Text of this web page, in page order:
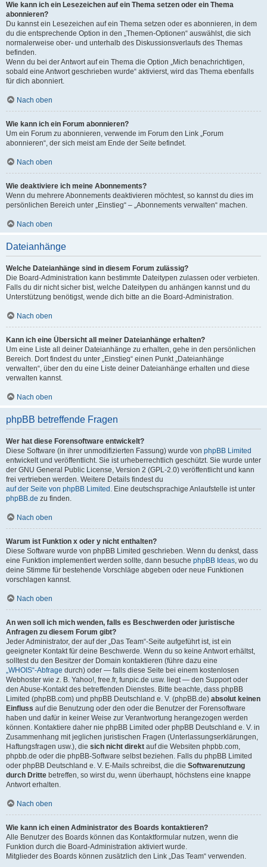
Wie kann ich ein Lesezeichen auf ein Thema setzen oder ein Thema
abonnieren?
Du kannst ein Lesezeichen auf ein Thema setzen oder es abonnieren, in dem
du die entsprechende Option in den „Themen-Optionen“ auswählst, die sich
normalerweise ober- und unterhalb des Diskussionsverlaufs des Themas
befinden.
Wenn du bei der Antwort auf ein Thema die Option „Mich benachrichtigen,
sobald eine Antwort geschrieben wurde“ aktivierst, wird das Thema ebenfalls
für dich abonniert.
Nach oben
Wie kann ich ein Forum abonnieren?
Um ein Forum zu abonnieren, verwende im Forum den Link „Forum
abonnieren“, der sich meist am Ende der Seite befindet.
Nach oben
Wie deaktiviere ich meine Abonnements?
Wenn du mehrere Abonnements deaktivieren möchtest, so kannst du dies im
persönlichen Bereich unter „Einstieg“ – „Abonnements verwalten“ machen.
Nach oben
Dateianhänge
Welche Dateianhänge sind in diesem Forum zulässig?
Die Board-Administration kann bestimmte Dateitypen zulassen oder verbieten.
Falls du dir nicht sicher bist, welche Dateitypen du anhängen kannst und du
Unterstützung benötigst, wende dich bitte an die Board-Administration.
Nach oben
Kann ich eine Übersicht all meiner Dateianhänge erhalten?
Um eine Liste all deiner Dateianhänge zu erhalten, gehe in den persönlichen
Bereich. Dort findest du unter „Einstieg“ einen Punkt „Dateianhänge
verwalten“, über den du eine Liste deiner Dateianhänge erhalten und diese
verwalten kannst.
Nach oben
phpBB betreffende Fragen
Wer hat diese Forensoftware entwickelt?
Diese Software (in ihrer unmodifizierten Fassung) wurde von phpBB Limited
entwickelt und veröffentlicht. Sie ist urheberrechtlich geschützt. Sie wurde unter
der GNU General Public License, Version 2 (GPL-2.0) veröffentlicht und kann
frei vertrieben werden. Weitere Details findest du
auf der Seite von phpBB Limited . Eine deutschsprachige Anlaufstelle ist unter
phpBB.de zu finden.
Nach oben
Warum ist Funktion x oder y nicht enthalten?
Diese Software wurde von phpBB Limited geschrieben. Wenn du denkst, dass
eine Funktion implementiert werden sollte, dann besuche phpBB Ideas, wo du
deine Stimme für bestehende Vorschläge abgeben oder neue Funktionen
vorschlagen kannst.
Nach oben
An wen soll ich mich wenden, falls es Beschwerden oder juristische
Anfragen zu diesem Forum gibt?
Jeder Administrator, der auf der „Das Team“-Seite aufgeführt ist, ist ein
geeigneter Kontakt für deine Beschwerde. Wenn du so keine Antwort erhältst,
solltest du den Besitzer der Domain kontaktieren (führe dazu eine
„WHOIS“-Abfrage durch) oder — falls diese Seite bei einem kostenlosen
Webhoster wie z. B. Yahoo!, free.fr, funpic.de usw. liegt — den Support oder
den Abuse-Kontakt des betreffenden Dienstes. Bitte beachte, dass phpBB
Limited (phpBB.com) und phpBB Deutschland e. V. (phpBB.de) absolut keinen
Einfluss auf die Benutzung oder den oder die Benutzer der Forensoftware
haben und dafür in keiner Weise zur Verantwortung herangezogen werden
können. Kontaktiere daher nie phpBB Limited oder phpBB Deutschland e. V. in
Zusammenhang mit jeglichen juristischen Fragen (Unterlassungserklärungen,
Haftungsfragen usw.), die sich nicht direkt auf die Websiten phpbb.com,
phpbb.de oder die phpBB-Software selbst beziehen. Falls du phpBB Limited
oder phpBB Deutschland e. V. E-Mails schreibst, die die Softwarenutzung
durch Dritte betreffen, so wirst du, wenn überhaupt, höchstens eine knappe
Antwort erhalten.
Nach oben
Wie kann ich einen Administrator des Boards kontaktieren?
Alle Benutzer des Boards können das Kontaktformular nutzen, wenn die
Funktion durch die Board-Administration aktiviert wurde.
Mitglieder des Boards können zusätzlich den Link „Das Team“ verwenden.